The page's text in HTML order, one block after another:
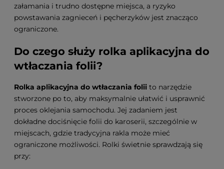
załamania i trudno dostępne miejsca, a ryzyko
powstawania zagnieceń i pęcherzyków jest znacząco
ograniczone.
Do czego służy rolka aplikacyjna do
wtłaczania folii?
Rolka aplikacyjna do wtłaczania folii to narzędzie
stworzone po to, aby maksymalnie ułatwić i usprawnić
proces oklejania samochodu. Jej zadaniem jest
dokładne dociśnięcie folii do karoserii, szczególnie w
miejscach, gdzie tradycyjna rakla może mieć
ograniczone możliwości. Rolki świetnie sprawdzają się
przy: